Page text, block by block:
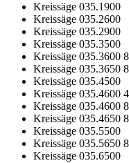
Kreissäge 035.1900
Kreissäge 035.2600
Kreissäge 035.2900
Kreissäge 035.3500
Kreissäge 035.3600
Kreissäge 035.3650
Kreissäge 035.4500
Kreissäge 035.4600
Kreissäge 035.4600
Kreissäge 035.4650
Kreissäge 035.5500
Kreissäge 035.5650
Kreissäge 035.6500